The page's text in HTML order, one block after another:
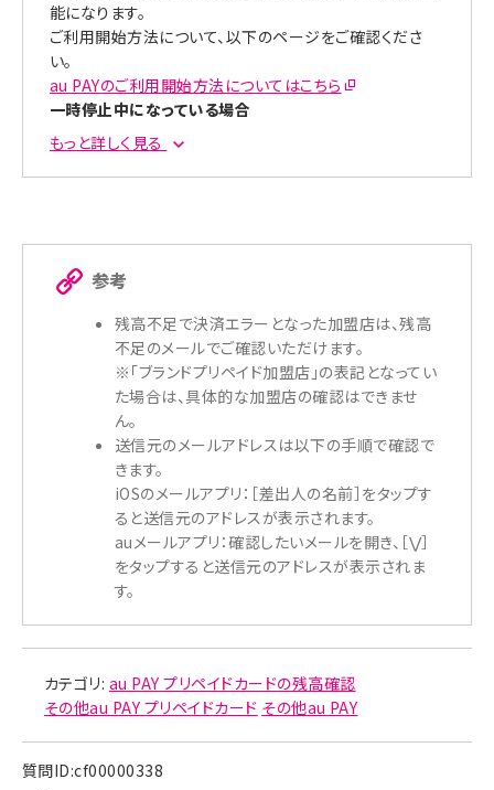
す。
iTunes（Apple Accountに「au PAY プリペイドカー
Amazon
チケットぴあ
Google Play
Google Checkout
iTunesやAmazonでの決済、Amazonプライム年会費
るケースが考えられます。
特にAmazonの決済では、Amazonプライムの年会費の
決済である可能性もあります。
決済方法を今一度ご確認ください。
能になります。
ご利用開始方法について、以下のページをご確認くださ
い。
au PAYのご利用開始方法についてはこちら
一時停止中になっている場合
一時停止を解除することで、au PAYでの決済が可能になり
ます。
一時停止の解除方法について、以下のページをご確認くだ
もっと詳しく見る
参考
残高不足で決済エラーとなった加盟店は、残高
不足のメールでご確認いただけます。
※「ブランドプリペイド加盟店」の表記となってい
た場合は、具体的な加盟店の確認はできませ
ん。
送信元のメールアドレスは以下の手順で確認で
きます。
iOSのメールアプリ：［差出人の名前］をタップす
ると送信元のアドレスが表示されます。
auメールアプリ：確認したいメールを開き、［⋁］
をタップすると送信元のアドレスが表示されま
す。
カテゴリ: au PAY プリペイドカードの残高確認
その他au PAY プリペイドカード その他au PAY
質問ID:cf00000338